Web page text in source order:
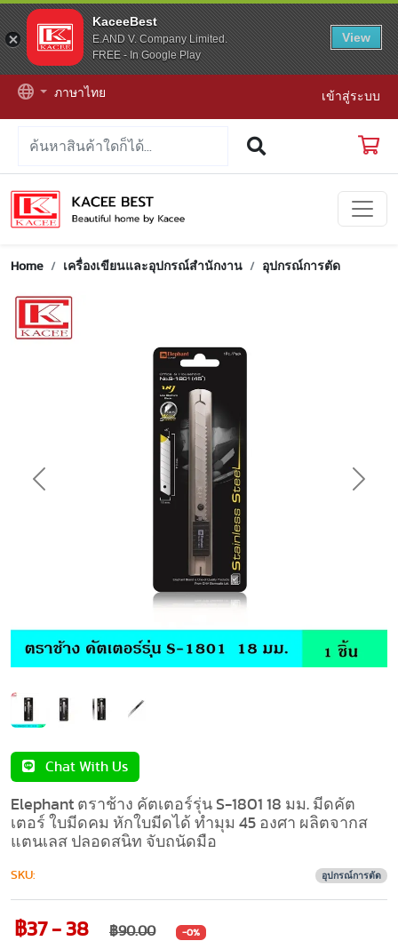
KaceeBest
E.AND V. Company Limited.
FREE - In Google Play
View
ภาษาไทย เข้าสู่ระบบ
Home เครื่องเขียนและอุปกรณ์สำนักงาน อุปกรณ์การตัด
Previous Next
Chat With Us
Elephant ตราช้าง คัตเตอร์รุ่น S-1801 18 มม. มีดคัต
เตอร์ ใบมีดคม หักใบมีดได้ ทำมุม 45 องศา ผลิตจากส
แตนเลส ปลอดสนิท จับถนัดมือ
SKU: อุปกรณ์การตัด
฿37 - 38 ฿90.00 -0%